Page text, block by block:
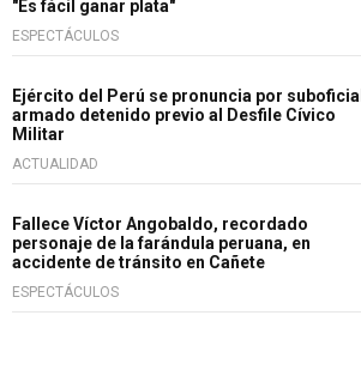
"Es fácil ganar plata"
ESPECTÁCULOS
Ejército del Perú se pronuncia por suboficial
armado detenido previo al Desfile Cívico
Militar
ACTUALIDAD
Fallece Víctor Angobaldo, recordado
personaje de la farándula peruana, en
accidente de tránsito en Cañete
ESPECTÁCULOS